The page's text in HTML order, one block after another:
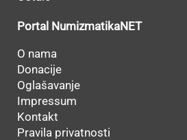
Portal NumizmatikaNET
O nama
Donacije
Oglašavanje
Impressum
Kontakt
Pravila privatnosti